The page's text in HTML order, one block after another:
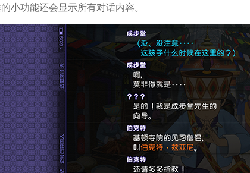
小功能还会显示所有对话内容。